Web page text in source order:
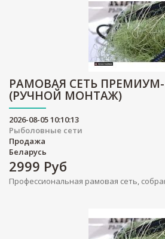
РАМОВАЯ СЕТЬ
(РУЧНОЙ МОНТАЖ)
2026-08-05 10:10:13
Рыболовные сети
Продажа
Беларусь
2999 Руб
Профессиональная рамовая сеть,